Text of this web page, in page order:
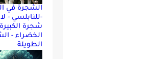
الشجرة في
-للنابلسي -
شجرة
الخضراء -
الطويلة